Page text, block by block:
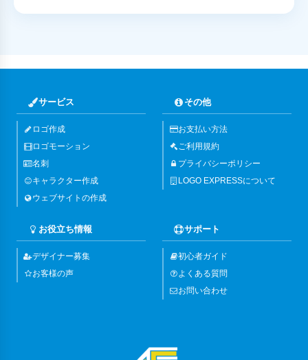
サービス
ロゴ作成
ロゴモーション
名刺
キャラクター作成
ウェブサイトの作成
その他
お支払い方法
ご利用規約
プライバシーポリシー
LOGO EXPRESSについて
お役立ち情報
デザイナー募集
お客様の声
サポート
初心者ガイド
よくある質問
お問い合わせ